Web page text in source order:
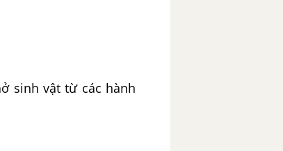
sinh vật từ các hành